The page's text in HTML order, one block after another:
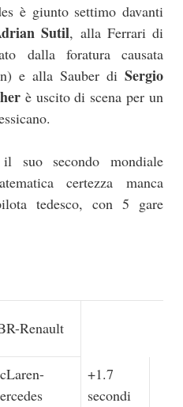
è giunto settimo davanti
Sutil, alla Ferrari di
dalla foratura causata
e alla Sauber di Sergio
è uscito di scena per un
suo secondo mondiale
certezza manca
tedesco, con 5 gare
Renault
+1.7
secondi